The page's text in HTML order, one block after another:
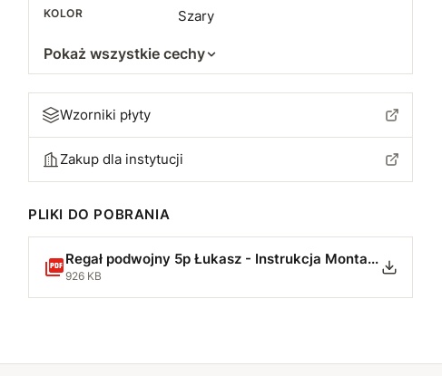
KOLOR Szary
Pokaż wszystkie cechy
Wzorniki płyty
Zakup dla instytucji
PLIKI DO POBRANIA
Regał podwojny 5p Łukasz - Instrukcja Montażu-min.pdf
926 KB